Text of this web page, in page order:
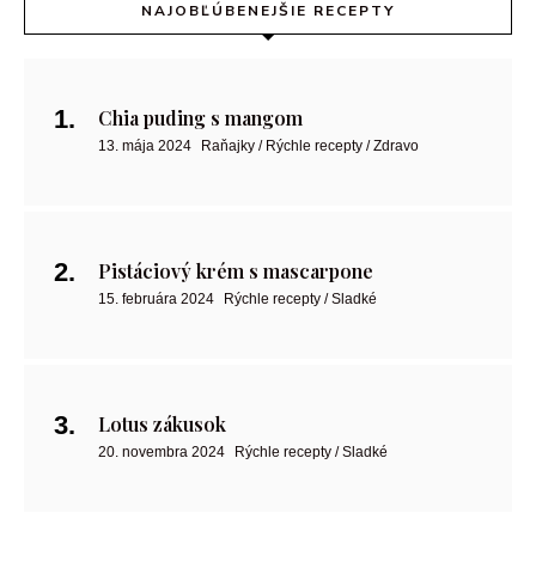
NAJOBĽÚBENEJŠIE RECEPTY
Chia puding s mangom
13. mája 2024 Raňajky / Rýchle recepty / Zdravo
Pistáciový krém s mascarpone
15. februára 2024 Rýchle recepty / Sladké
Lotus zákusok
20. novembra 2024 Rýchle recepty / Sladké